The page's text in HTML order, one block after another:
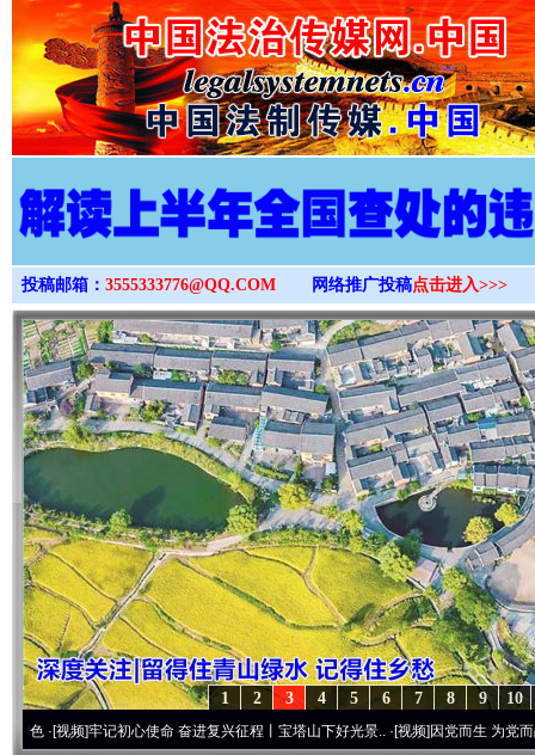
>
投稿邮箱： 3555333776@QQ.COM 网络推广投稿点击进入>>>
10
9
8
7
6
5
4
3
2
1
牢记初心使命 奋进复兴征程丨宝塔山下好光景..·[视频]因党而生 为党而战——百年“